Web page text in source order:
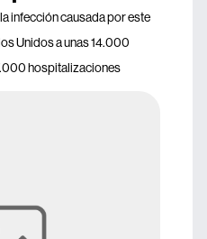
infección causada por este
Unidos a unas 14.000
hospitalizaciones